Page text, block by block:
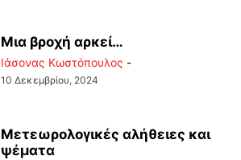
Μια βροχή αρκεί…
Ιάσονας Κωστόπουλος -
10 Δεκεμβρίου, 2024
Μετεωρολογικές αλήθειες και
ψέματα